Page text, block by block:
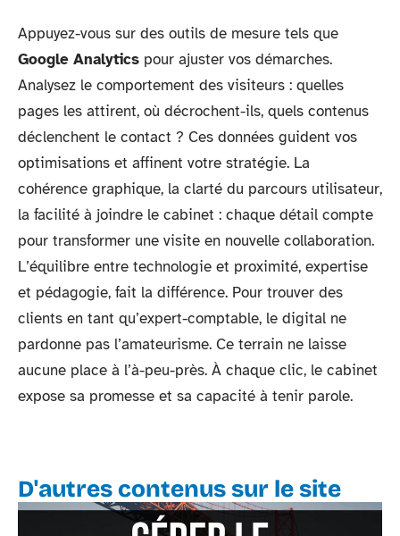
Appuyez-vous sur des outils de mesure tels que
Google Analytics pour ajuster vos démarches.
Analysez le comportement des visiteurs : quelles
pages les attirent, où décrochent-ils, quels contenus
déclenchent le contact ? Ces données guident vos
optimisations et affinent votre stratégie. La
cohérence graphique, la clarté du parcours utilisateur,
la facilité à joindre le cabinet : chaque détail compte
pour transformer une visite en nouvelle collaboration.
L’équilibre entre technologie et proximité, expertise
et pédagogie, fait la différence. Pour trouver des
clients en tant qu’expert-comptable, le digital ne
pardonne pas l’amateurisme. Ce terrain ne laisse
aucune place à l’à-peu-près. À chaque clic, le cabinet
expose sa promesse et sa capacité à tenir parole.
D'autres contenus sur le site